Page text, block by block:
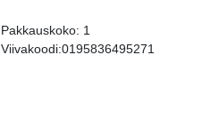
Pakkauskoko: 1
Viivakoodi:0195836495271